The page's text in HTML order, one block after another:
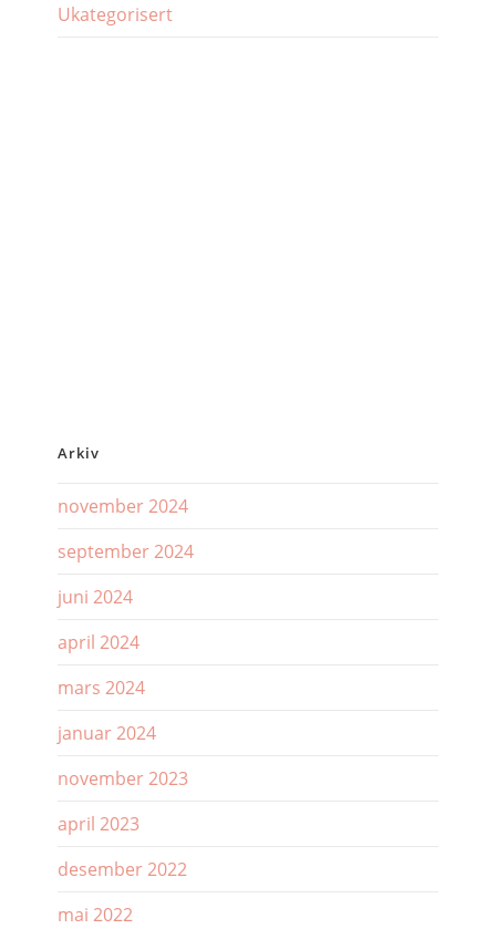
Ukategorisert
Arkiv
november 2024
september 2024
juni 2024
april 2024
mars 2024
januar 2024
november 2023
april 2023
desember 2022
mai 2022